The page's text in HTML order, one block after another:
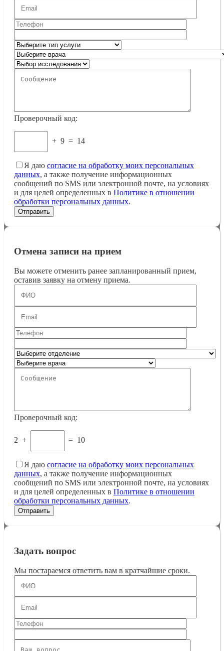
Проверочный код:
+ 9 = 14
Я даю согласие на обработку моих персональных
данных, а также получение информационных
сообщений по SMS или электронной почте, на условиях
и для целей определенных в Политике в отношении
обработки персональных данных.
Отмена записи на прием
Вы можете отменить ранее запланированный прием,
оставив заявку на отмену приема.
Проверочный код:
2 + = 10
Я даю согласие на обработку моих персональных
данных, а также получение информационных
сообщений по SMS или электронной почте, на условиях
и для целей определенных в Политике в отношении
обработки персональных данных.
Задать вопрос
Мы постараемся ответить вам в кратчайшие сроки.